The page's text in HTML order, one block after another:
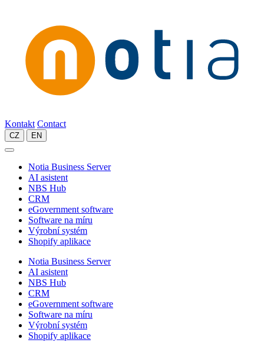
Kontakt Contact
CZ EN
Notia Business Server
AI asistent
NBS Hub
CRM
eGovernment software
Software na míru
Výrobní systém
Shopify aplikace
Notia Business Server
AI asistent
NBS Hub
CRM
eGovernment software
Software na míru
Výrobní systém
Shopify aplikace